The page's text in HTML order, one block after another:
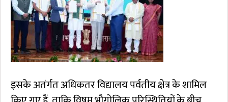
इसके अतंर्गत अधिकतर विद्यालय पर्वतीय क्षेत्र के शामिल